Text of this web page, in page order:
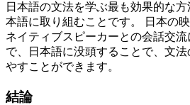
日本語の文法を学ぶ最も効果的な
本語に取り組むことです。 日本の
ネイティブスピーカーとの会話交
で、日本語に没頭することで、文
やすことができます。
結論